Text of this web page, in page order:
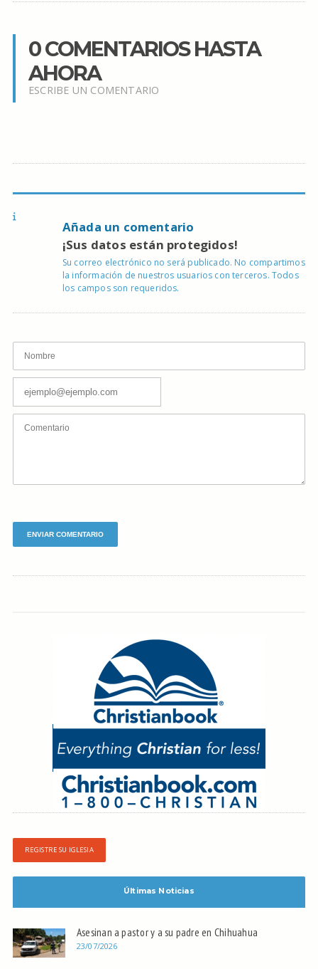
0 COMENTARIOS HASTA
AHORA
ESCRIBE UN COMENTARIO
Añada un comentario
¡Sus datos están protegidos!
Su correo electrónico no será publicado. No compartimos
la información de nuestros usuarios con terceros. Todos
los campos son requeridos.
REGISTRE SU IGLESIA
Últimas Noticias
Asesinan a pastor y a su padre en Chihuahua
23/07/2026